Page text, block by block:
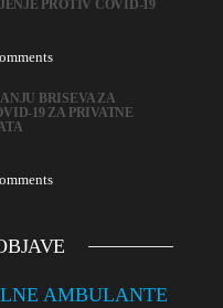
PROTIV COVID-19
BRISEVA ZA
19 ZA PRIVATNE
AMBULANTE